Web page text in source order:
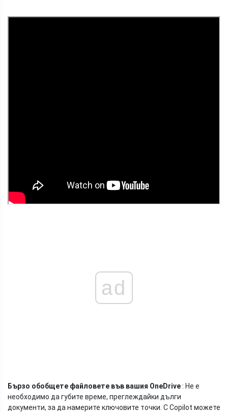
ad
Бързо обобщете файловете във вашия OneDrive: Не е
необходимо да губите време, преглеждайки дълги
документи, за да намерите ключовите точки. С Copilot можете